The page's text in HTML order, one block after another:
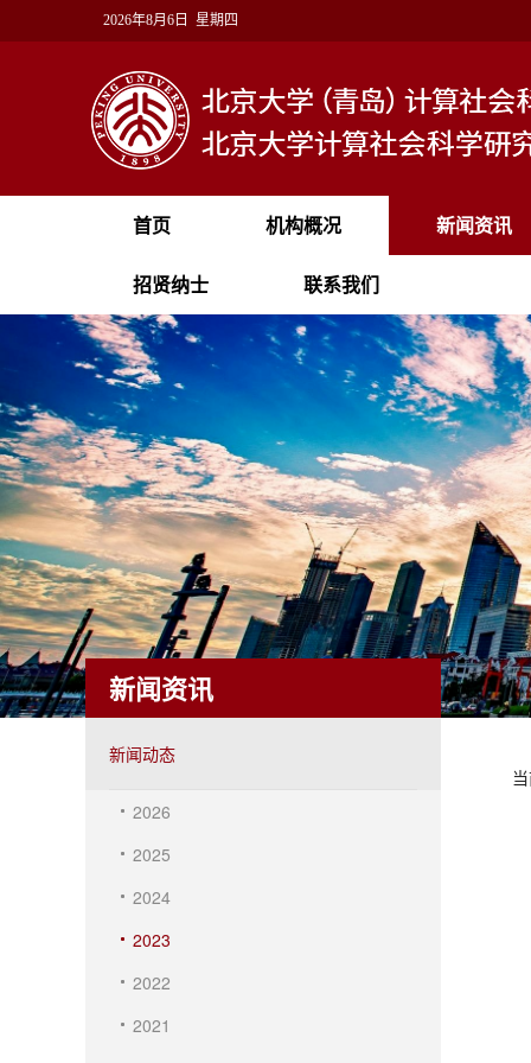
2026年8月6日 星期四
首页 机构概况 新闻资讯
招贤纳士 联系我们
新闻资讯
新闻动态
2026
2025
2024
2023
2022
2021